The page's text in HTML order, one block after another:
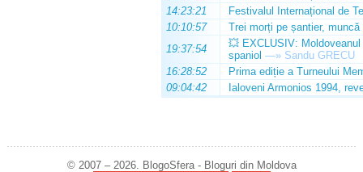
14:23:21
Festivalul Internațional de
10:10:57
Trei morți pe șantier, muncă
19:37:54
💥 EXCLUSIV:
spaniol —» Sandu GRECU
16:28:52
Prima ediție a Turneului
09:04:42
Ialoveni Armonios 1994,
© 2007 – 2026. BlogoSfera - Bloguri din Moldova